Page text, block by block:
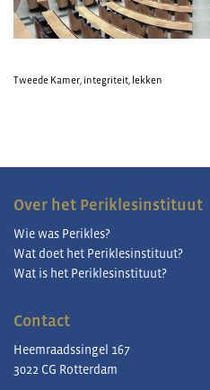
Tweede Kamer, integriteit, lekken
Over het Periklesinstituut
Wie was Perikles?
Wat doet het Periklesinstituut?
Wat is het Periklesinstituut?
Contact
Heemraadssingel 167
3022 CG Rotterdam